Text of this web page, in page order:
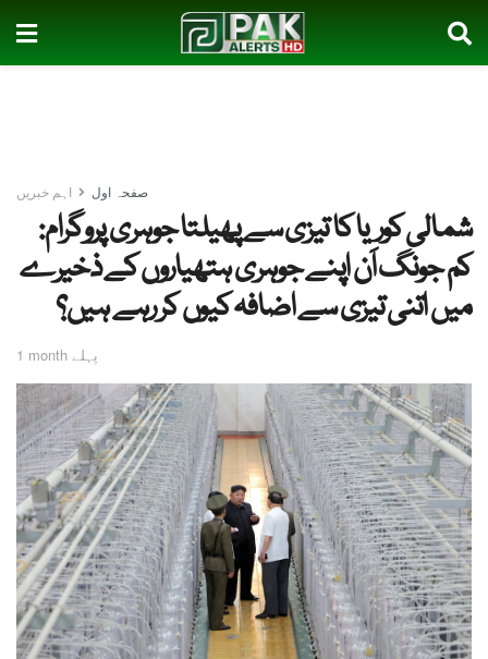
صفحہ اول اہم خبریں
شمالی کوریا کا تیزی سے پھیلتا جوہری پروگرام:
کم جونگ اَن اپنے جوہری ہتھیاروں کے ذخیرے
میں اتنی تیزی سے اضافہ کیوں کر رہے ہیں؟
1 month پہلے